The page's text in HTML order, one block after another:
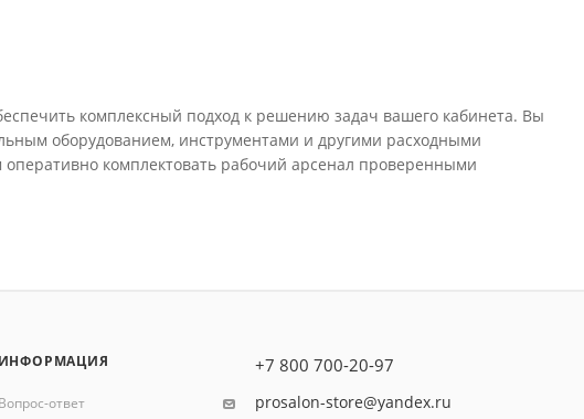
комплексный подход к решению задач вашего кабинета. Вы
оборудованием, инструментами и другими расходными
комплектовать рабочий арсенал проверенными
ИНФОРМАЦИЯ
Вопрос-ответ
+7 800 700-20-97
prosalon-store@yandex.ru